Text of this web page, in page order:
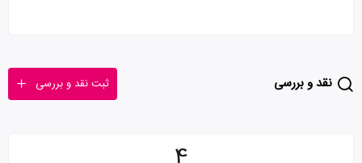
نقد و بررسی ثبت نقد و بررسی